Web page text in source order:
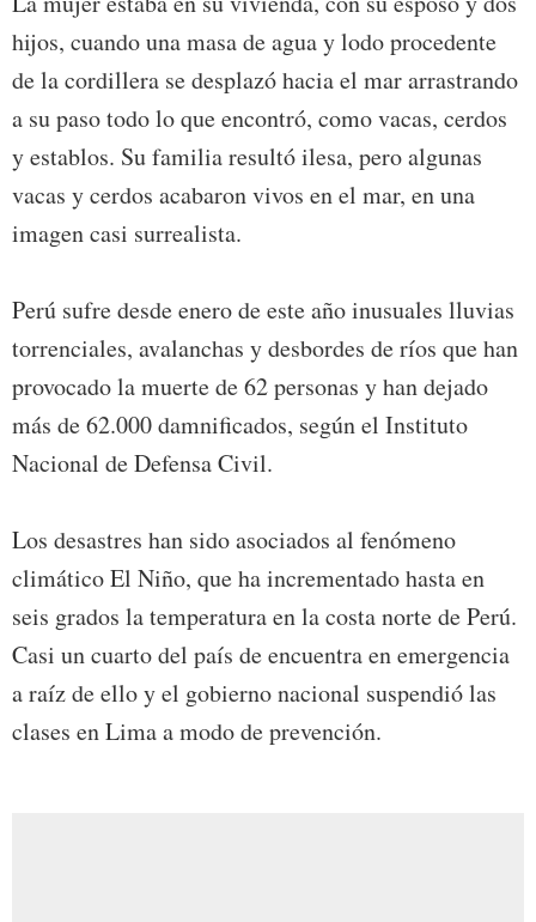
hijos, cuando una masa de agua y lodo procedente
de la cordillera se desplazó hacia el mar arrastrando
a su paso todo lo que encontró, como vacas, cerdos
y establos. Su familia resultó ilesa, pero algunas
vacas y cerdos acabaron vivos en el mar, en una
imagen casi surrealista.
Perú sufre desde enero de este año inusuales lluvias
torrenciales, avalanchas y desbordes de ríos que han
provocado la muerte de 62 personas y han dejado
más de 62.000 damnificados, según el Instituto
Nacional de Defensa Civil.
Los desastres han sido asociados al fenómeno
climático El Niño, que ha incrementado hasta en
seis grados la temperatura en la costa norte de Perú.
Casi un cuarto del país de encuentra en emergencia
a raíz de ello y el gobierno nacional suspendió las
clases en Lima a modo de prevención.